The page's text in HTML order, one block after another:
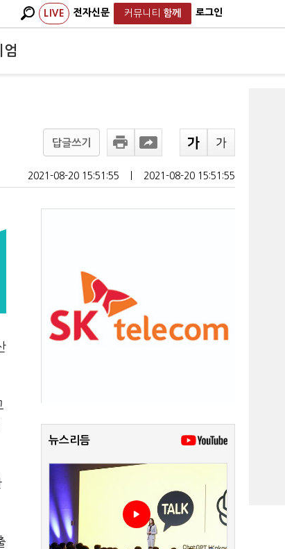
LIVE 전자신문 커뮤니티 함께 로그인
엄
답글쓰기
2021-08-20 15:51:55 2021-08-20 15:51:55
뉴스리듬